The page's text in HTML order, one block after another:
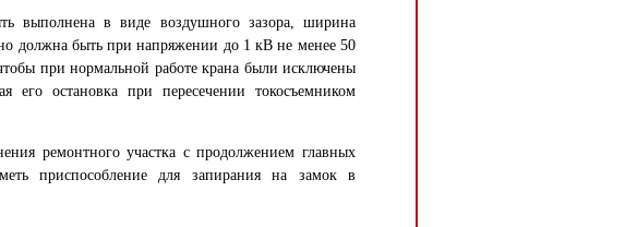
выполнена в виде воздушного зазора, ширина
должна быть при напряжении до 1 кВ не менее 50
при нормальной работе крана были исключены
остановка при пересечении токосъемником
ремонтного участка с продолжением главных
приспособление для запирания на замок в